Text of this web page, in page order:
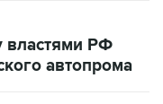
властями РФ
автопрома